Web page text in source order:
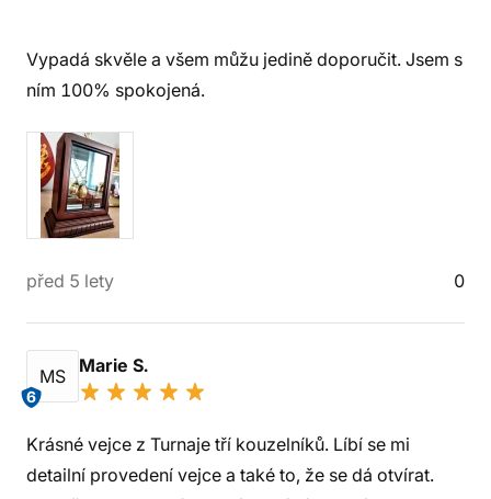
Vypadá skvěle a všem můžu jedině doporučit. Jsem s
ním 100% spokojená.
před 5 lety 0
MS
6
Marie S.
Krásné vejce z Turnaje tří kouzelníků. Líbí se mi
detailní provedení vejce a také to, že se dá otvírat.